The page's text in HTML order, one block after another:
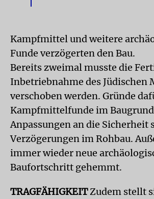
Kampfmittel und weitere
Funde verzögerten den Bau.
Bereits zweimal musste die
Inbetriebnahme des Jüdischen
verschoben werden. Gründe
Kampfmittelfunde im
Anpassungen an die Sicherheit
Verzögerungen im Rohbau.
immer wieder neue
Baufortschritt gehemmt.
TRAGFÄHIGKEITZudem stellt